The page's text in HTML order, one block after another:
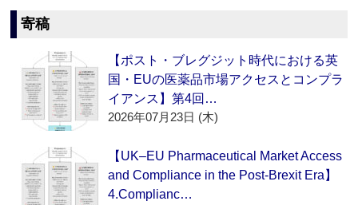
寄稿
【ポスト・ブレグジット時代における英
国・EUの医薬品市場アクセスとコンプラ
イアンス】第4回…
2026年07月23日 (木)
【UK–EU Pharmaceutical Market Access
and Compliance in the Post-Brexit Era】
4.Complianc…